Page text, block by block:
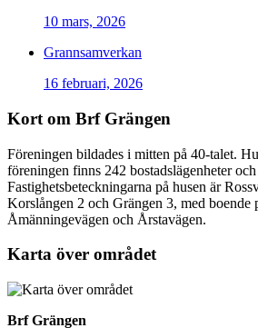
10 mars, 2026
Grannsamverkan
16 februari, 2026
Kort om Brf Grängen
Föreningen bildades i mitten på 40-talet.
föreningen finns 242 bostadslägenheter
Fastighetsbeteckningarna på husen är
Korslången 2 och Grängen 3, med boende
Åmänningevägen och Årstavägen.
Karta över området
Brf Grängen